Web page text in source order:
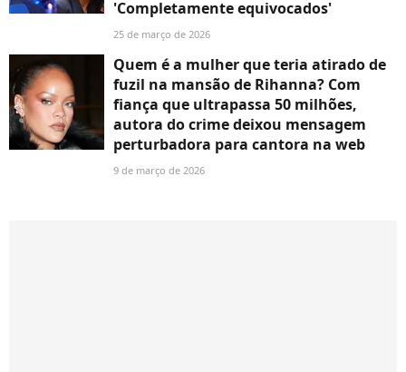
'Completamente equivocados'
25 de março de 2026
Quem é a mulher que teria atirado de
fuzil na mansão de Rihanna? Com
fiança que ultrapassa 50 milhões,
autora do crime deixou mensagem
perturbadora para cantora na web
9 de março de 2026